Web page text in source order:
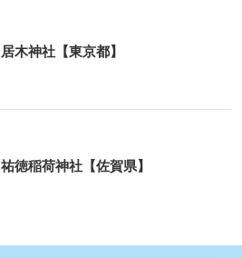
居木神社【東京都】
祐徳稲荷神社【佐賀県】